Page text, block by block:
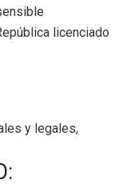
licenciado
y legales,